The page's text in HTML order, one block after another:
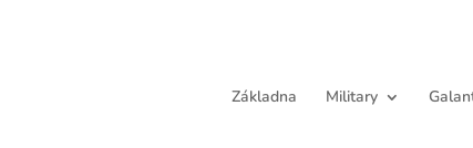
Základna Military